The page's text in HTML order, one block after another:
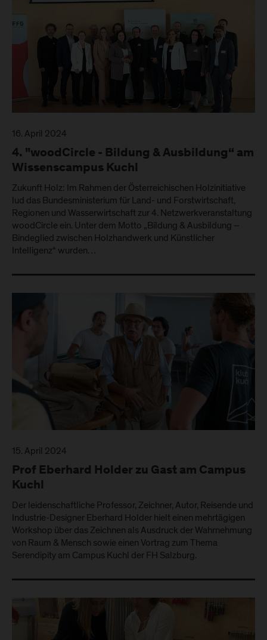
16. April 2024
4. "woodCircle - Bildung & Ausbildung“ am
Wissenscampus Kuchl
Zukunft Holz: Im Rahmen der Österreichischen Holzinitiative
lud das Bundesministerium für Land- und Forstwirtschaft,
Regionen und Wasserwirtschaft zur 4. Netzwerkveranstaltung
woodCircle ein. Unter dem Motto „Bildung & Ausbildung –
Bindeglied zwischen Holzhandwerk und Künstlicher
Intelligenz“ wurden…
15. April 2024
Prof Eberhard Holder zu Gast am Campus
Kuchl
Der leidenschaftliche Professor, Zeichner, Autor, Reisende und
Industrie-Designer Eberhard Holder hielt einen mehrtägigen
Workshop über das Zeichnen als Ausdruck der Wahrnehmung
von Raum & Mensch sowie einen Vortrag zum Thema
Serendipity am Campus Kuchl der FH Salzburg.